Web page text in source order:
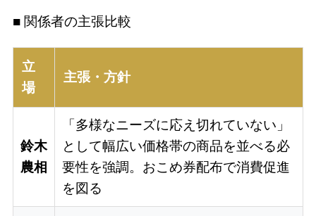
■ 関係者の主張比較
立
場
主張・方針
鈴木
農相
「多様なニーズに応え切れていない」
として幅広い価格帯の商品を並べる必
要性を強調。おこめ券配布で消費促進
を図る